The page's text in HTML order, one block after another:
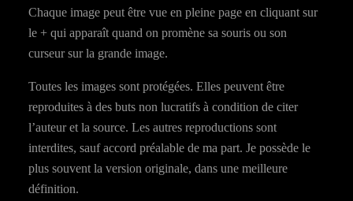
Chaque image peut être vue en pleine page en cliquant sur
le + qui apparaît quand on promène sa souris ou son
curseur sur la grande image.
Toutes les images sont protégées. Elles peuvent être
reproduites à des buts non lucratifs à condition de citer
l’auteur et la source. Les autres reproductions sont
interdites, sauf accord préalable de ma part. Je possède le
plus souvent la version originale, dans une meilleure
définition.